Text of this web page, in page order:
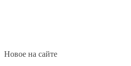
Новое на сайте